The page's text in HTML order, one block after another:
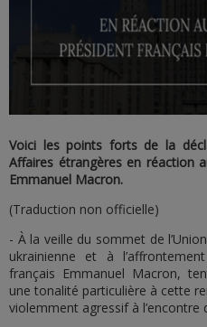
Voici les points forts de la
Affaires étrangères en réaction
Emmanuel Macron.
(Traduction non officielle)
- À la veille du sommet de
ukrainienne et à
français Emmanuel Macron,
une tonalité particulière à cette
violemment agressif à l’encontre